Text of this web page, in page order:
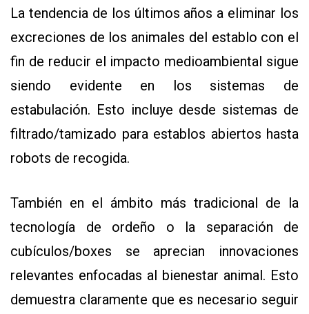
La tendencia de los últimos años a eliminar los
excreciones de los animales del establo con el
fin de reducir el impacto medioambiental sigue
siendo evidente en los sistemas de
estabulación. Esto incluye desde sistemas de
filtrado/tamizado para establos abiertos hasta
robots de recogida.
También en el ámbito más tradicional de la
tecnología de ordeño o la separación de
cubículos/boxes se aprecian innovaciones
relevantes enfocadas al bienestar animal. Esto
demuestra claramente que es necesario seguir